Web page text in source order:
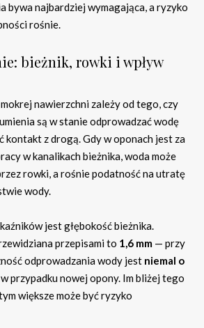
bywa najbardziej wymagająca, a ryzyko
rośnie.
bieżnik, rowki i wpływ
nawierzchni zależy od tego, czy
są w stanie odprowadzać wodę
kontakt z drogą. Gdy w oponach jest za
w kanalikach bieżnika, woda może
rowki, a rośnie podatność na utratę
wody.
jest głębokość bieżnika.
przepisami to 1,6 mm — przy
odprowadzania wody jest niemal o
przypadku nowej opony. Im bliżej tego
większe może być ryzyko